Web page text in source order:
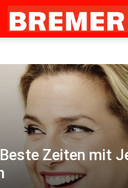
Zeiten mit